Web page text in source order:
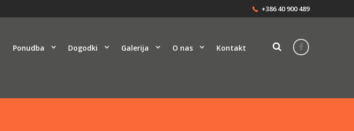
+386 40 900 489
Ponudba Dogodki Galerija O nas Kontakt